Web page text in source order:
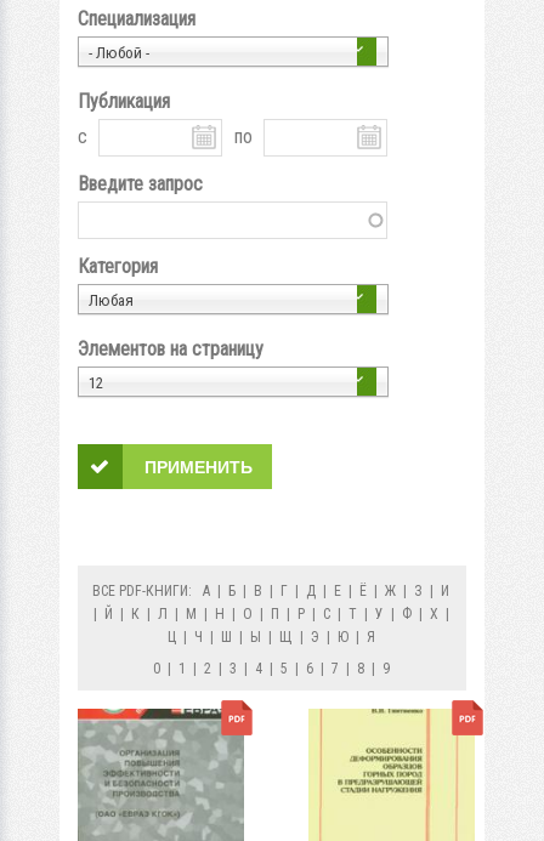
Специализация
- Любой -
Публикация
с
по
Введите запрос
Категория
Любая
Элементов на страницу
12
ВСЕ PDF-КНИГИ: А Б В Г Д Е Ё Ж З
И
Й К Л М Н О П Р С Т У Ф Х
Ц
Ч Ш Ы Щ Э Ю
Я
0
1 2 3 4 5 6 7 8 9